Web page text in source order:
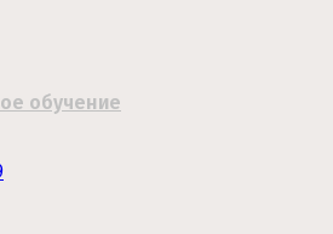
обучение